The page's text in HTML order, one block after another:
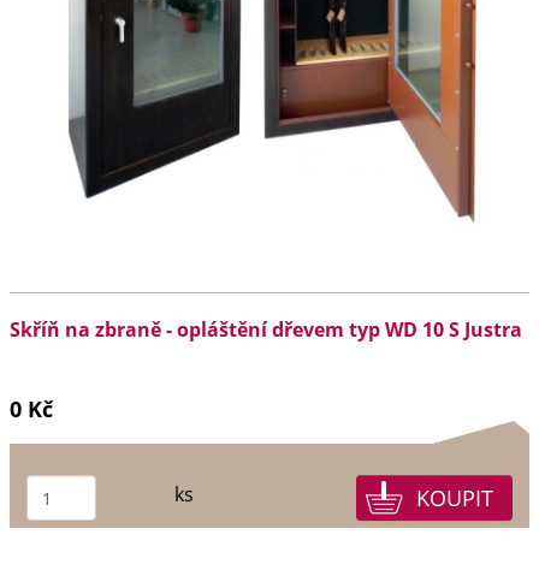
Skříň na zbraně - opláštění dřevem typ WD 10 S Justra
0 Kč
ks